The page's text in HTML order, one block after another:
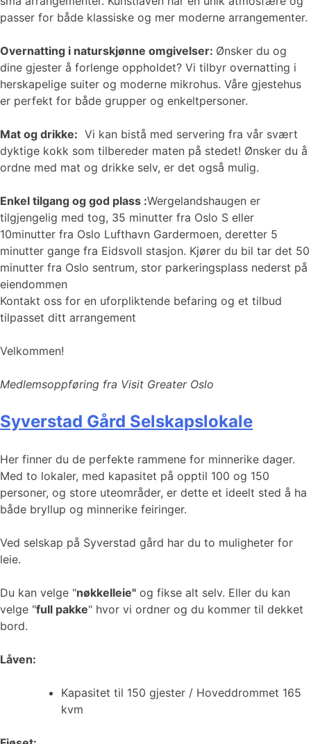
passer for både klassiske og mer moderne arrangementer.
Overnatting i naturskjønne omgivelser: Ønsker du og
dine gjester å forlenge oppholdet? Vi tilbyr overnatting i
herskapelige suiter og moderne mikrohus. Våre gjestehus
er perfekt for både grupper og enkeltpersoner.
Mat og drikke: Vi kan bistå med servering fra vår svært
dyktige kokk som tilbereder maten på stedet! Ønsker du å
ordne med mat og drikke selv, er det også mulig.
Enkel tilgang og god plass :Wergelandshaugen er
tilgjengelig med tog, 35 minutter fra Oslo S eller
10minutter fra Oslo Lufthavn Gardermoen, deretter 5
minutter gange fra Eidsvoll stasjon. Kjører du bil tar det 50
minutter fra Oslo sentrum, stor parkeringsplass nederst på
eiendommen
Kontakt oss for en uforpliktende befaring og et tilbud
tilpasset ditt arrangement
Velkommen!
Medlemsoppføring fra Visit Greater Oslo
Syverstad Gård Selskapslokale
Her finner du de perfekte rammene for minnerike dager.
Med to lokaler, med kapasitet på opptil 100 og 150
personer, og store uteområder, er dette et ideelt sted å ha
både bryllup og minnerike feiringer.
Ved selskap på Syverstad gård har du to muligheter for
leie.
Du kan velge "nøkkelleie" og fikse alt selv. Eller du kan
velge "full pakke" hvor vi ordner og du kommer til dekket
bord.
Låven:
Kapasitet til 150 gjester / Hoveddrommet 165
kvm